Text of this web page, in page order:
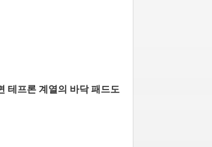
테프론 계열의 바닥 패드도